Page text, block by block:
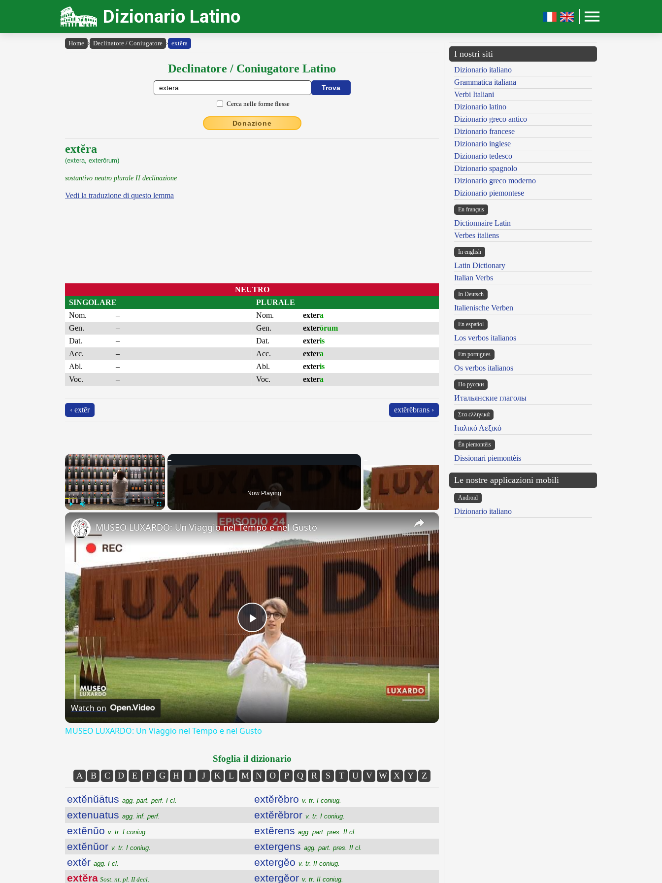
Dizionario Latino
Home › Declinatore / Coniugatore › extĕra
Declinatore / Coniugatore Latino
Cerca nelle forme flesse
Donazione
extĕra
(extera, exterōrum)
sostantivo neutro plurale II declinazione
Vedi la traduzione di questo lemma
NEUTRO
SINGOLARE
Nom.
–
Gen.
–
Dat.
–
Acc.
–
Abl.
–
Voc.
–
PLURALE
Nom.
extera
Gen.
exterōrum
Dat.
exteris
Acc.
extera
Abl.
exteris
Voc.
extera
‹ extĕr extĕrĕbrans ›
×
Now Playing
×
Play
Video
MUSEO LUXARDO: Un Viaggio nel Tempo e nel Gusto
Watch on
MUSEO LUXARDO: Un Viaggio nel Tempo e nel Gusto
Sfoglia il dizionario
A B C D E F G H I J K L M N O P Q R S T U V W X Y Z
extĕnŭātus agg. part. perf. I cl.
extenuatus agg. inf. perf.
extĕnŭo v. tr. I coniug.
extĕnŭor v. tr. I coniug.
extĕr agg. I cl.
extĕra Sost. nt. pl. II decl.
extĕrĕbro v. tr. I coniug.
extĕrĕbror v. tr. I coniug.
extĕrens agg. part. pres. II cl.
extergens agg. part. pres. II cl.
extergĕo v. tr. II coniug.
extergĕor v. tr. II coniug.
I nostri siti
Dizionario italiano
Grammatica italiana
Verbi Italiani
Dizionario latino
Dizionario greco antico
Dizionario francese
Dizionario inglese
Dizionario tedesco
Dizionario spagnolo
Dizionario greco moderno
Dizionario piemontese
En français
Dictionnaire Latin
Verbes italiens
In english
Latin Dictionary
Italian Verbs
In Deutsch
Italienische Verben
En español
Los verbos italianos
Em portugues
Os verbos italianos
По русски
Итальянские глаголы
Στα ελληνικά
Ιταλικό Λεξικό
Ën piemontèis
Dissionari piemontèis
Le nostre applicazioni mobili
Android
Dizionario italiano